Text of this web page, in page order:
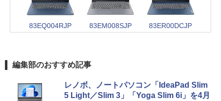
83EQ004RJP 83EM008SJP 83ER00DCJP
編集部のおすすめ記事
レノボ、ノートパソコン「IdeaPad Slim
5 Light／Slim 3」「Yoga Slim 6i」を4月